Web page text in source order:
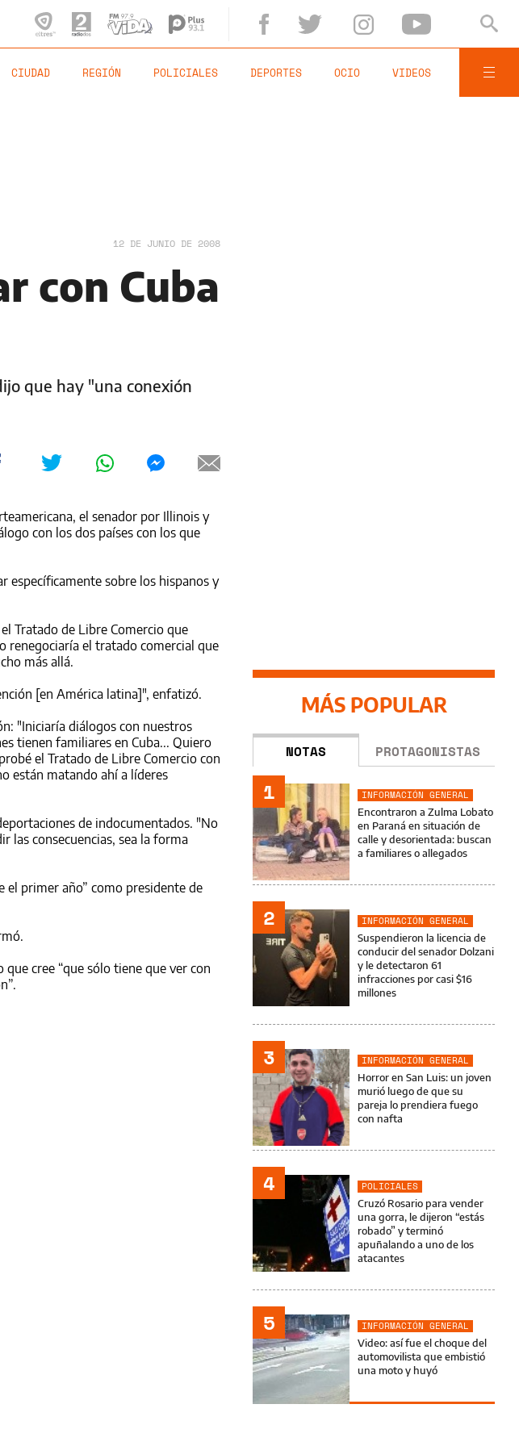
CIUDAD REGIÓN POLICIALES DEPORTES OCIO VIDEOS
12 DE JUNIO DE 2008
con Cuba
que hay "una conexión
el senador por Illinois y
con los dos países con los que
específicamente sobre los hispanos y
Tratado de Libre Comercio que
renegociaría el tratado comercial que
más allá.
[en América latina]", enfatizó.
"Iniciaría diálogos con nuestros
tienen familiares en Cuba... Quiero
el Tratado de Libre Comercio con
están matando ahí a líderes
de indocumentados. "No
las consecuencias, sea la forma
primer año” como presidente de
cree “que sólo tiene que ver con
MÁS POPULAR
NOTAS PROTAGONISTAS
1
INFORMACIÓN GENERAL
Encontraron a Zulma Lobato
en Paraná en situación de
calle y desorientada: buscan
a familiares o allegados
2
INFORMACIÓN GENERAL
Suspendieron la licencia de
conducir del senador Dolzani
y le detectaron 61
infracciones por casi $16
millones
3
INFORMACIÓN GENERAL
Horror en San Luis: un joven
murió luego de que su
pareja lo prendiera fuego
con nafta
4
POLICIALES
Cruzó Rosario para vender
una gorra, le dijeron “estás
robado” y terminó
apuñalando a uno de los
atacantes
5
INFORMACIÓN GENERAL
Video: así fue el choque del
automovilista que embistió
una moto y huyó